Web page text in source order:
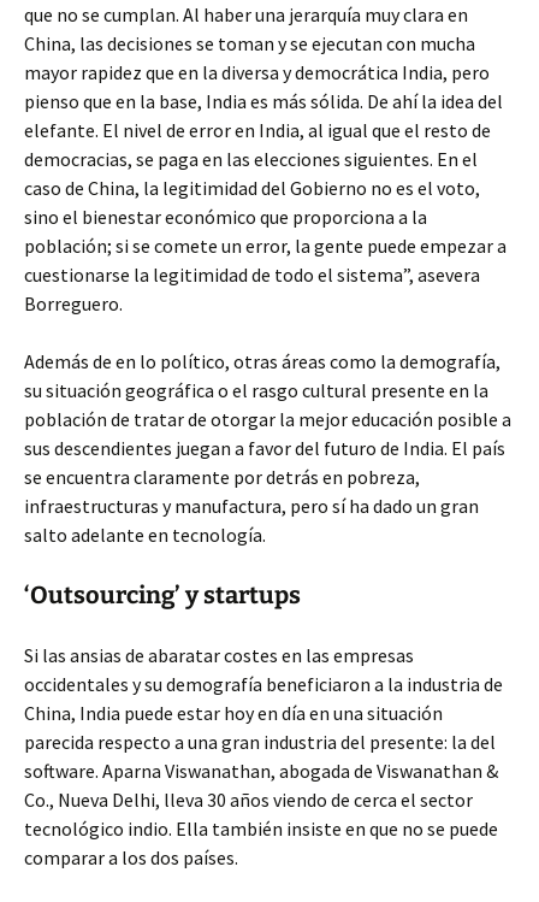
que no se cumplan. Al haber una jerarquía muy clara en
China, las decisiones se toman y se ejecutan con mucha
mayor rapidez que en la diversa y democrática India, pero
pienso que en la base, India es más sólida. De ahí la idea del
elefante. El nivel de error en India, al igual que el resto de
democracias, se paga en las elecciones siguientes. En el
caso de China, la legitimidad del Gobierno no es el voto,
sino el bienestar económico que proporciona a la
población; si se comete un error, la gente puede empezar a
cuestionarse la legitimidad de todo el sistema”, asevera
Borreguero.
Además de en lo político, otras áreas como la demografía,
su situación geográfica o el rasgo cultural presente en la
población de tratar de otorgar la mejor educación posible a
sus descendientes juegan a favor del futuro de India. El país
se encuentra claramente por detrás en pobreza,
infraestructuras y manufactura, pero sí ha dado un gran
salto adelante en tecnología.
‘Outsourcing’ y startups
Si las ansias de abaratar costes en las empresas
occidentales y su demografía beneficiaron a la industria de
China, India puede estar hoy en día en una situación
parecida respecto a una gran industria del presente: la del
software. Aparna Viswanathan, abogada de Viswanathan &
Co., Nueva Delhi, lleva 30 años viendo de cerca el sector
tecnológico indio. Ella también insiste en que no se puede
comparar a los dos países.